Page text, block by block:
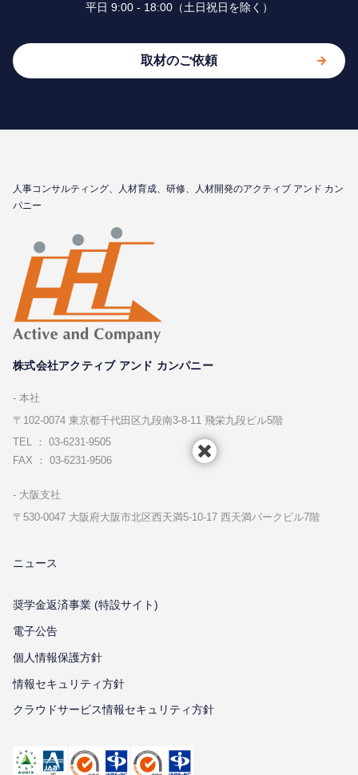
平⽇ 9:00 - 18:00（⼟⽇祝⽇を除く）
取材のご依頼
⼈事コンサルティング、⼈材育成、研修、⼈材開発のアクティブ アンド カン
パニー
株式会社アクティブ アンド カンパニー
本社
〒102-0074 東京都千代⽥区九段南3-8-11 飛栄九段ビル5階
TEL ： 03-6231-9505
FAX ： 03-6231-9506
⼤阪⽀社
〒530-0047 ⼤阪府⼤阪市北区⻄天満5-10-17 ⻄天満パークビル7階
ニュース
奨学金返済事業 (特設サイト)
電子公告
個⼈情報保護⽅針
情報セキュリティ⽅針
クラウドサービス情報セキュリティ方針